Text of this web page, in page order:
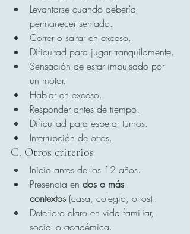
Levantarse cuando debería
permanecer sentado.
Correr o saltar en exceso.
Dificultad para jugar tranquilamente.
Sensación de estar impulsado por
un motor.
Hablar en exceso.
Responder antes de tiempo.
Dificultad para esperar turnos.
Interrupción de otros.
C. Otros criterios
Inicio antes de los 12 años.
Presencia en dos o más
contextos (casa, colegio, otros).
Deterioro claro en vida familiar,
social o académica.